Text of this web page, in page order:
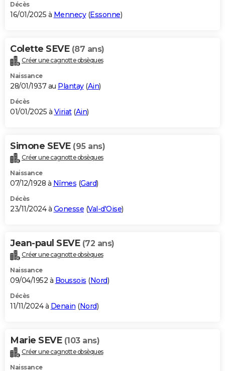
Décès
16/01/2025 à Mennecy(Essonne)
Colette SEVE (87 ans)
Créer une cagnotte obsèques
Naissance
28/01/1937 au Plantay(Ain)
Décès
01/01/2025 à Viriat(Ain)
Simone SEVE (95 ans)
Créer une cagnotte obsèques
Naissance
07/12/1928 à Nîmes (Gard)
Décès
23/11/2024 à Gonesse (Val-d'Oise)
Jean-paul SEVE (72 ans)
Créer une cagnotte obsèques
Naissance
09/04/1952 à Boussois (Nord)
Décès
11/11/2024 à Denain (Nord)
Marie SEVE (103 ans)
Créer une cagnotte obsèques
Naissance